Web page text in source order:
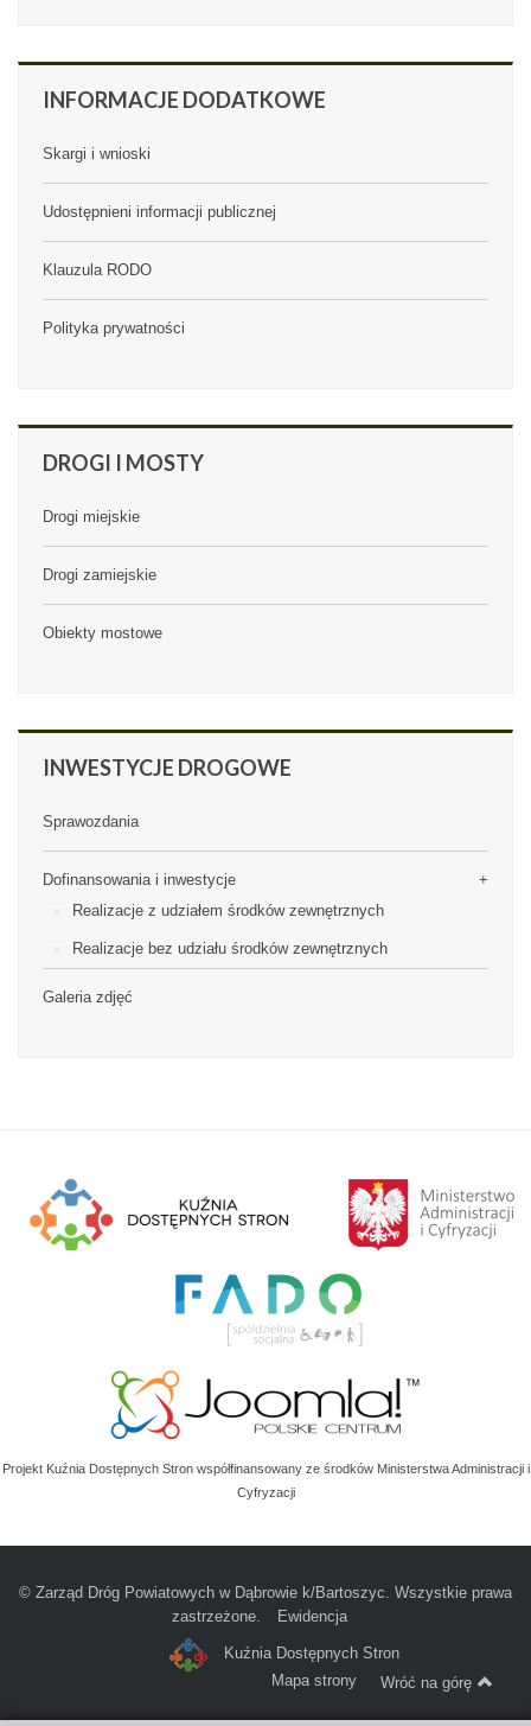
INFORMACJE DODATKOWE
Skargi i wnioski
Udostępnieni informacji publicznej
Klauzula RODO
Polityka prywatności
DROGI I MOSTY
Drogi miejskie
Drogi zamiejskie
Obiekty mostowe
INWESTYCJE DROGOWE
Sprawozdania
Dofinansowania i inwestycje
Realizacje z udziałem środków zewnętrznych
Realizacje bez udziału środków zewnętrznych
Galeria zdjęć
Projekt Kuźnia Dostępnych Stron współfinansowany ze środków Ministerstwa Administracji i
Cyfryzacji
© Zarząd Dróg Powiatowych w Dąbrowie k/Bartoszyc. Wszystkie prawa
zastrzeżone.
Ewidencja
Kuźnia Dostępnych Stron
Mapa strony
Wróć na górę